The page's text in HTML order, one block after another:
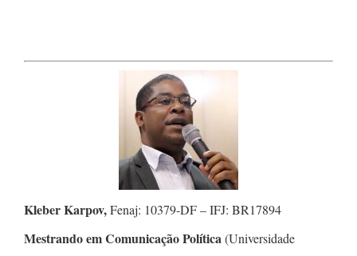
Kleber Karpov,Fenaj: 10379-DF – IFJ: BR17894
Mestrando em Comunicação Política(Universidade